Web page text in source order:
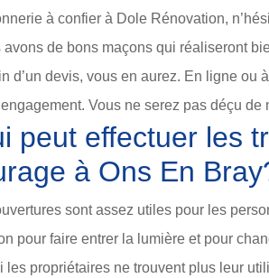
à confier à Dole Rénovation,
avons de bons maçons qui réaliseront
d’un devis, vous en aurez. En ligne ou
Vous ne serez pas déçu de
peut effectuer les
à Ons En
sont assez utiles pour les
pour faire entrer la lumière et pour
les propriétaires ne trouvent plus leur